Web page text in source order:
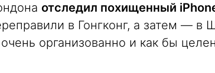
отследил похищенный
в Гонгконг, а затем — в
организованно и как бы